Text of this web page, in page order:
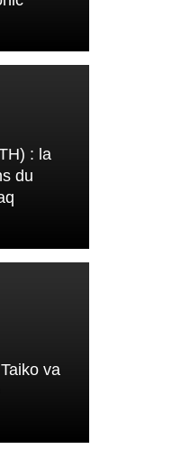
: la
du
va